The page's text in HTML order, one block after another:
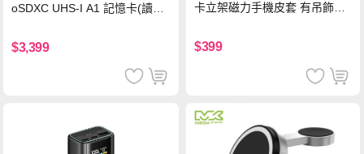
oSDXC UHS-I A1 記憶卡(讀取
$3,399
卡立架磁力手機皮套 有吊飾孔
$399